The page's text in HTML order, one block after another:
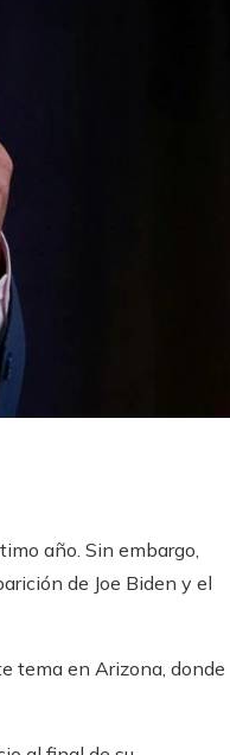
año. Sin embargo,
de Joe Biden y el
tema en Arizona, donde